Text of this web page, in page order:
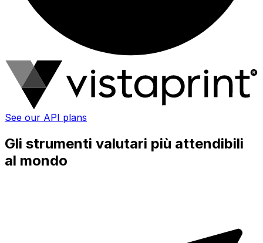
See our API plans
Gli strumenti valutari più attendibili
al mondo